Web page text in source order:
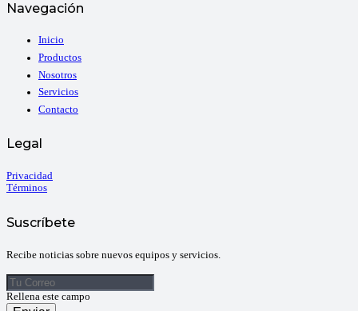
Navegación
Inicio
Productos
Nosotros
Servicios
Contacto
Legal
Privacidad
Términos
Suscríbete
Recibe noticias sobre nuevos equipos y servicios.
Rellena este campo